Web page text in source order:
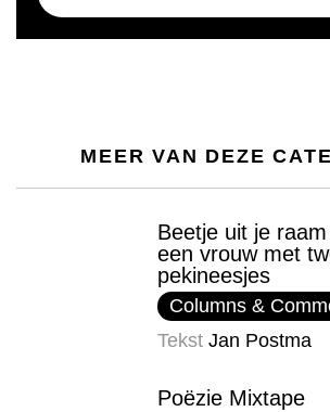
MEER VAN DEZE
Beetje uit je
een vrouw met
pekineesjes
Columns &
Tekst Jan Postma
Poëzie Mixtape